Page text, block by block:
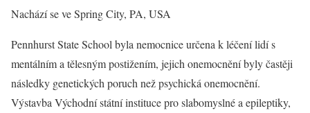
Nachází se ve Spring City, PA, USA
Pennhurst State School byla nemocnice určena k léčení lidí s
mentálním a tělesným postižením, jejich onemocnění byly častěji
následky genetických poruch než psychická onemocnění.
Výstavba Východní státní instituce pro slabomyslné a epileptiky,